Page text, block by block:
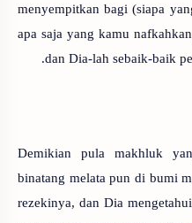
menyempitkan bagi (siapa
apa saja yang kamu
dan Dia-lah sebaik-baik
Demikian pula makhluk
binatang melata pun di bumi
rezekinya, dan Dia